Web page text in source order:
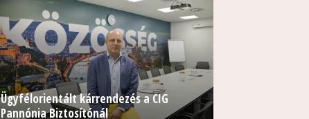
Ügyfélorientált kárrendezés a CIG
Pannónia Biztosítónál